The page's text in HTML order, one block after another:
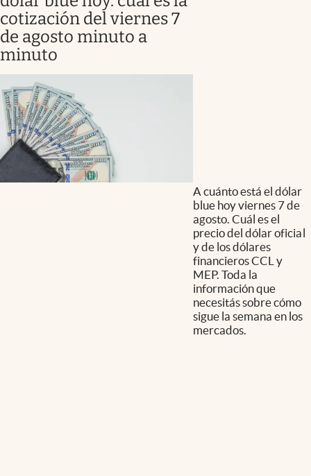
cotización del viernes 7
de agosto minuto a
minuto
A cuánto está el dólar
blue hoy viernes 7 de
agosto. Cuál es el
precio del dólar oficial
y de los dólares
financieros CCL y
MEP. Toda la
información que
necesitás sobre cómo
sigue la semana en los
mercados.